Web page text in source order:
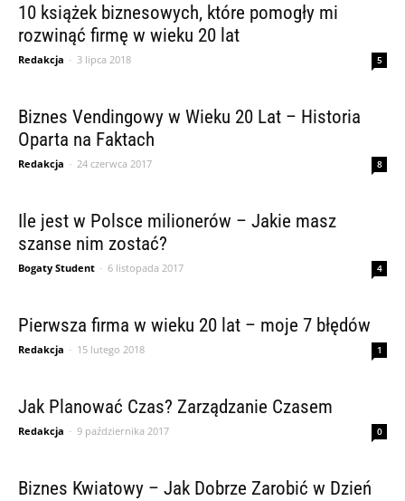
10 książek biznesowych, które pomogły mi
rozwinąć firmę w wieku 20 lat
Redakcja - 3 lipca 2018 5
Biznes Vendingowy w Wieku 20 Lat – Historia
Oparta na Faktach
Redakcja - 24 czerwca 2017 8
Ile jest w Polsce milionerów – Jakie masz
szanse nim zostać?
Bogaty Student - 6 listopada 2017 4
Pierwsza firma w wieku 20 lat – moje 7 błędów
Redakcja - 15 lutego 2018 1
Jak Planować Czas? Zarządzanie Czasem
Redakcja - 9 października 2017 0
Biznes Kwiatowy – Jak Dobrze Zarobić w Dzień